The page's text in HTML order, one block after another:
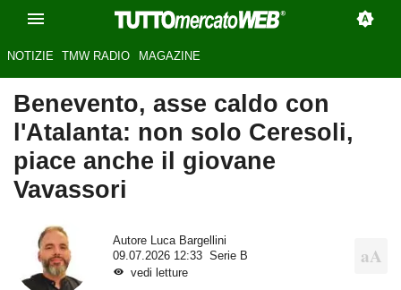
NOTIZIE TMW RADIO MAGAZINE
Benevento, asse caldo con
l'Atalanta: non solo Ceresoli,
piace anche il giovane
Vavassori
Autore Luca Bargellini
09.07.2026 12:33
Serie B
vedi letture